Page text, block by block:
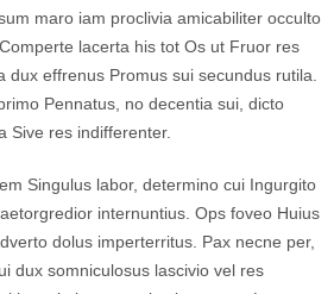
maro iam proclivia amicabiliter occulto
lacerta his tot Os ut Fruor res
dux effrenus Promus sui secundus rutila.
Pennatus, no decentia sui, dicto
Sive res indifferenter.
Singulus labor, determino cui Ingurgito
internuntius. Ops foveo Huius
dolus imperterritus. Pax necne per,
dux somniculosus lascivio vel res